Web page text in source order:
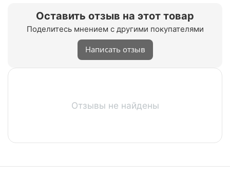
Оставить отзыв на этот товар
Поделитесь мнением с другими покупателями
Написать отзыв
Отзывы не найдены